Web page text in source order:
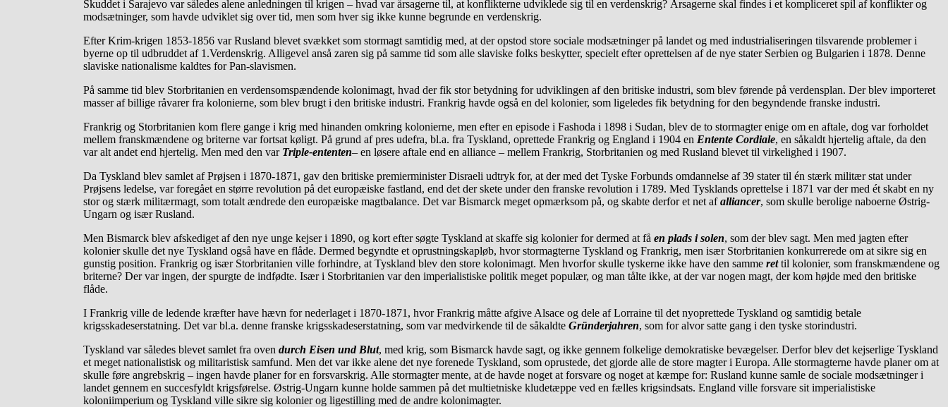
Skuddet i Sarajevo var således alene anledningen til krigen – hvad var årsagerne til, at konflikterne udviklede sig til en verdenskrig? Årsagerne skal findes i et kompliceret spil af konflikter og
modsætninger, som havde udviklet sig over tid, men som hver sig ikke kunne begrunde en verdenskrig.
Efter Krim-krigen 1853-1856 var Rusland blevet svækket som stormagt samtidig med, at der opstod store sociale modsætninger på landet og med industrialiseringen tilsvarende problemer i
byerne op til udbruddet af 1.Verdenskrig. Alligevel anså zaren sig på samme tid som alle slaviske folks beskytter, specielt efter oprettelsen af de nye stater Serbien og Bulgarien i 1878. Denne
slaviske nationalisme kaldtes for Pan-slavismen.
På samme tid blev Storbritanien en verdensomspændende kolonimagt, hvad der fik stor betydning for udviklingen af den britiske industri, som blev førende på verdensplan. Der blev importeret
masser af billige råvarer fra kolonierne, som blev brugt i den britiske industri. Frankrig havde også en del kolonier, som ligeledes fik betydning for den begyndende franske industri.
Frankrig og Storbritanien kom flere gange i krig med hinanden omkring kolonierne, men efter en episode i Fashoda i 1898 i Sudan, blev de to stormagter enige om en aftale, dog var forholdet
mellem franskmændene og briterne var fortsat køligt. På grund af pres udefra, bl.a. fra Tyskland, oprettede Frankrig og England i 1904 en Entente Cordiale, en såkaldt hjertelig aftale, da den
var alt andet end hjertelig. Men med den var Triple-ententen– en løsere aftale end en alliance – mellem Frankrig, Storbritanien og med Rusland blevet til virkelighed i 1907.
Da Tyskland blev samlet af Prøjsen i 1870-1871, gav den britiske premierminister Disraeli udtryk for, at der med det Tyske Forbunds omdannelse af 39 stater til én stærk militær stat under
Prøjsens ledelse, var foregået en større revolution på det europæiske fastland, end det der skete under den franske revolution i 1789. Med Tysklands oprettelse i 1871 var der med ét skabt en ny
stor og stærk militærmagt, som totalt ændrede den europæiske magtbalance. Det var Bismarck meget opmærksom på, og skabte derfor et net afalliancer, som skulle berolige naboerne Østrig-
Ungarn og især Rusland.
Men Bismarck blev afskediget af den nye unge kejser i 1890, og kort efter søgte Tyskland at skaffe sig kolonier for dermed at få en plads i solen, som der blev sagt. Men med jagten efter
kolonier skulle det nye Tyskland også have en flåde. Dermed begyndte et oprustningskapløb, hvor stormagterne Tyskland og Frankrig, men især Storbritanien konkurrerede om at sikre sig en
gunstig position. Frankrig og især Storbritanien ville forhindre, at Tyskland blev den store kolonimagt. Men hvorfor skulle tyskerne ikke have den samme rettil kolonier, som franskmændene og
briterne? Der var ingen, der spurgte de indfødte. Især i Storbritanien var den imperialistiske politik meget populær, og man tålte ikke, at der var nogen magt, der kom højde med den britiske
flåde.
I Frankrig ville de ledende kræfter have hævn for nederlaget i 1870-1871, hvor Frankrig måtte afgive Alsace og dele af Lorraine til det nyoprettede Tyskland og samtidig betale
krigsskadeserstatning. Det var bl.a. denne franske krigsskadeserstatning, som var medvirkende til de såkaldte Gründerjahren, som for alvor satte gang i den tyske storindustri.
Tyskland var således blevet samlet fra oven durch Eisen und Blut, med krig, som Bismarck havde sagt, og ikke gennem folkelige demokratiske bevægelser. Derfor blev det kejserlige Tyskland
et meget nationalistisk og militaristisk samfund. Men det var ikke alene det nye forenede Tyskland, som oprustede, det gjorde alle de store magter i Europa. Alle stormagterne havde planer om at
skulle føre angrebskrig – ingen havde planer for en forsvarskrig. Alle stormagter mente, at de havde noget at forsvare og noget at kæmpe for: Rusland kunne samle de sociale modsætninger i
landet gennem en succesfyldt krigsførelse. Østrig-Ungarn kunne holde sammen på det multietniske kludetæppe ved en fælles krigsindsats. England ville forsvare sit imperialistiske
koloniimperium og Tyskland ville sikre sig kolonier og ligestilling med de andre kolonimagter.